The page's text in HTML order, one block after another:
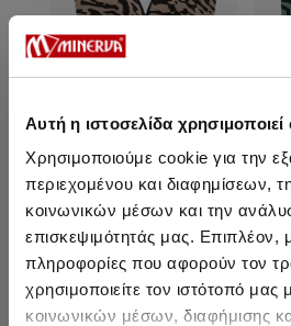
Αυτή η ιστοσελίδα
Χρησιμοποιούμε cookie για την
περιεχομένου και διαφημίσεων,
κοινωνικών μέσων και την
επισκεψιμότητάς μας. Επιπλέον,
πληροφορίες που αφορούν τον
χρησιμοποιείτε τον ιστότοπό μας
κοινωνικών μέσων, διαφήμισης
Army Εφηβικό Bra με
ενίσχυση
10,00 €